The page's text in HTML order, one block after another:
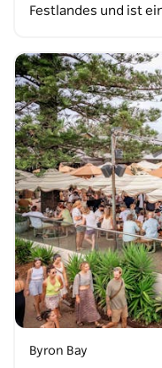
Festlandes und ist
Byron Bay